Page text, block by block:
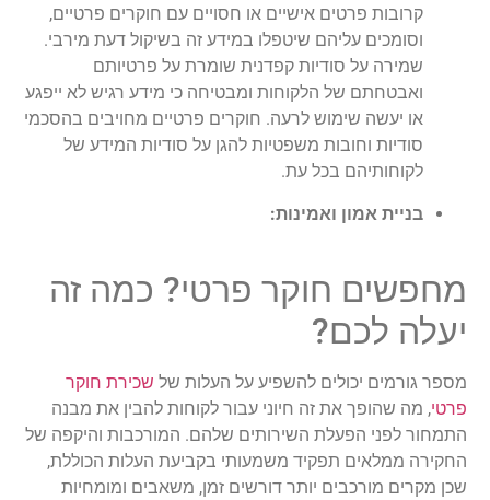
קרובות פרטים אישיים או חסויים עם חוקרים פרטיים,
וסומכים עליהם שיטפלו במידע זה בשיקול דעת מירבי.
שמירה על סודיות קפדנית שומרת על פרטיותם
ואבטחתם של הלקוחות ומבטיחה כי מידע רגיש לא ייפגע
או יעשה שימוש לרעה. חוקרים פרטיים מחויבים בהסכמי
סודיות וחובות משפטיות להגן על סודיות המידע של
לקוחותיהם בכל עת.
בניית אמון ואמינות:
מחפשים חוקר פרטי? כמה זה
יעלה לכם?
מספר גורמים יכולים להשפיע על העלות של שכירת חוקר
פרטי, מה שהופך את זה חיוני עבור לקוחות להבין את מבנה
התמחור לפני הפעלת השירותים שלהם. המורכבות והיקפה של
החקירה ממלאים תפקיד משמעותי בקביעת העלות הכוללת,
שכן מקרים מורכבים יותר דורשים זמן, משאבים ומומחיות